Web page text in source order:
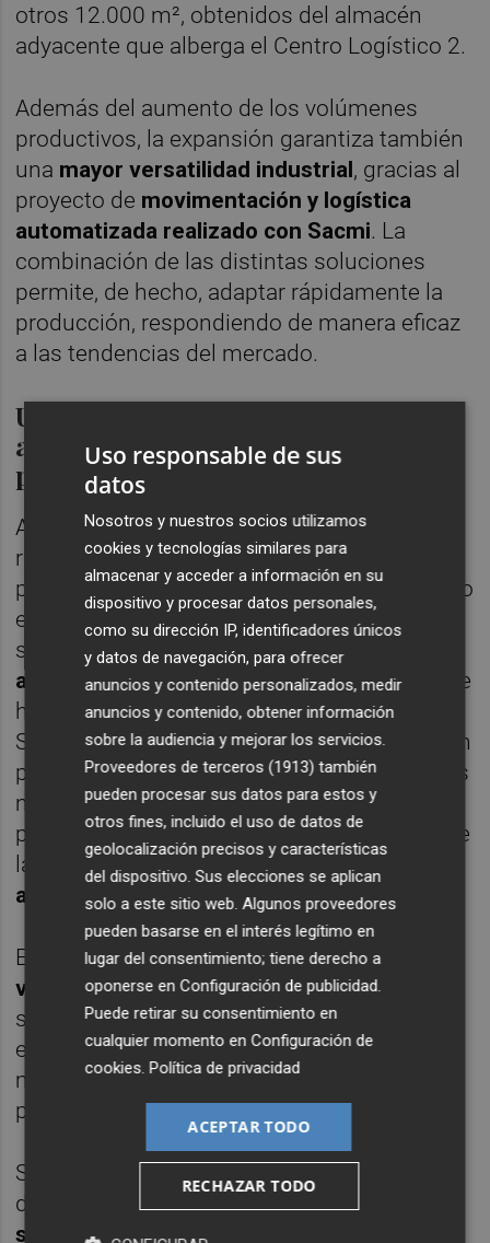
otros 12.000 m², obtenidos del almacén
adyacente que alberga el Centro Logístico 2.
Además del aumento de los volúmenes
productivos, la expansión garantiza también
una mayor versatilidad industrial, gracias al
proyecto de movimentación y logística
automatizada realizado con Sacmi. La
combinación de las distintas soluciones
permite, de hecho, adaptar rápidamente la
producción, respondiendo de manera eficaz
a las tendencias del mercado.
Un avance significativo en
automatización y logística de la
planta
Además de la Continua+ —solución de
referencia en el mundo para la gestión de
placas y subformatos—, el proyecto realizado
en Porcelanosa incluye un avance
significativo desde el punto de vista de la
automatización y la logística de la planta
. De
hecho, de forma simultánea a la ampliación,
Sacmi ha desarrollado junto con el cliente un
proyecto completo de automatización de los
movimientos y del almacenamiento del
producto cocido, para una gestión flexible de
las entregas alalmacén y/o a la
zona de
acabado.
En particular, Sacmi ha suministrado
vehículos LGV en configuración especial
soluciones capaces de apilar y almacenar -
en cualquier punto de la fábrica- hasta a 7
metros de altura desde el suelo las pilas de
piezas, sin necesidad de soportes.
Sacmi también ha sido el responsable del
desarrollo del nuevo sistema detracking y
supervisiónde la planta. De hecho, cada
Uso responsable de sus
datos
Nosotros y nuestros socios utilizamos
cookies y tecnologías similares para
almacenar y acceder a información en su
dispositivo y procesar datos personales,
como su dirección IP, identificadores únicos
y datos de navegación, para ofrecer
anuncios y contenido personalizados, medir
anuncios y contenido, obtener información
sobre la audiencia y mejorar los servicios.
Proveedores de terceros (1913) también
pueden procesar sus datos para estos y
otros fines, incluido el uso de datos de
geolocalización precisos y características
del dispositivo. Sus elecciones se aplican
solo a este sitio web. Algunos proveedores
pueden basarse en el interés legítimo en
lugar del consentimiento; tiene derecho a
oponerse enConfiguración de publicidad.
Puede retirar su consentimiento en
cualquier momento enConfiguración de
cookies.Política de privacidad
ACEPTAR TODO
RECHAZAR TODO